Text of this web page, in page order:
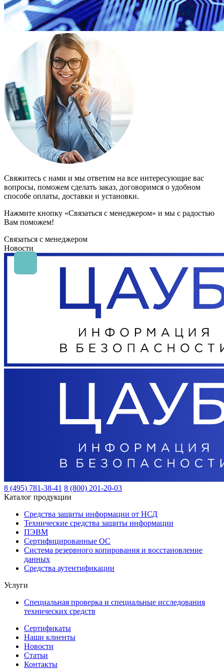
Свяжитесь с нами и мы ответим на все интересующие вас
вопросы, поможем сделать заказ, договоримся о удобном
способе оплаты, доставки и установки.
Нажмите кнопку «Связаться с менеджером» и мы с радостью
Вам поможем!
Связаться с менеджером
Новости
8 (495) 781-38-41 8 (800) 201-20-03
Каталог продукции
Средства защиты информации от НСД
Технические средства защиты информации
ПЭВМ
Сертифицированные ОС
Система резервного копирования и восстановление
данных
Средства аутентификации
Услуги
Специальная проверка и специальные исследования
технических средств
Сертификаты
Наши клиенты
Новости
Статьи
Контакты